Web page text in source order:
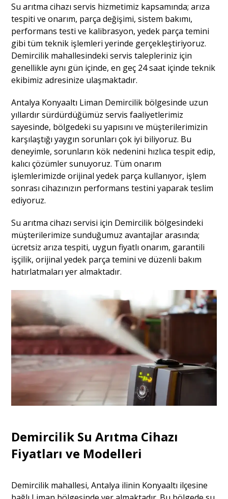
Su arıtma cihazı servis hizmetimiz kapsamında; arıza
tespiti ve onarım, parça değişimi, sistem bakımı,
performans testi ve kalibrasyon, yedek parça temini
gibi tüm teknik işlemleri yerinde gerçekleştiriyoruz.
Demircilik mahallesindeki servis talepleriniz için
genellikle aynı gün içinde, en geç 24 saat içinde teknik
ekibimiz adresinize ulaşmaktadır.
Antalya Konyaaltı Liman Demircilik bölgesinde uzun
yıllardır sürdürdüğümüz servis faaliyetlerimiz
sayesinde, bölgedeki su yapısını ve müşterilerimizin
karşılaştığı yaygın sorunları çok iyi biliyoruz. Bu
deneyimle, sorunların kök nedenini hızlıca tespit edip,
kalıcı çözümler sunuyoruz. Tüm onarım
işlemlerimizde orijinal yedek parça kullanıyor, işlem
sonrası cihazınızın performans testini yaparak teslim
ediyoruz.
Su arıtma cihazı servisi için Demircilik bölgesindeki
müşterilerimize sunduğumuz avantajlar arasında;
ücretsiz arıza tespiti, uygun fiyatlı onarım, garantili
işçilik, orijinal yedek parça temini ve düzenli bakım
hatırlatmaları yer almaktadır.
Demircilik Su Arıtma Cihazı
Fiyatları ve Modelleri
Demircilik mahallesi, Antalya ilinin Konyaaltı ilçesine